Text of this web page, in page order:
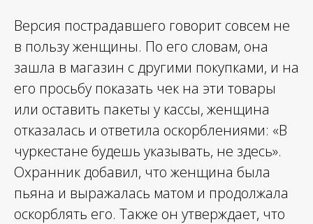
Версия пострадавшего говорит совсем не
в пользу женщины. По его словам, она
зашла в магазин с другими покупками, и на
его просьбу показать чек на эти товары
или оставить пакеты у кассы, женщина
отказалась и ответила оскорблениями: «В
чуркестане будешь указывать, не здесь».
Охранник добавил, что женщина была
пьяна и выражалась матом и продолжала
оскорблять его. Также он утверждает, что